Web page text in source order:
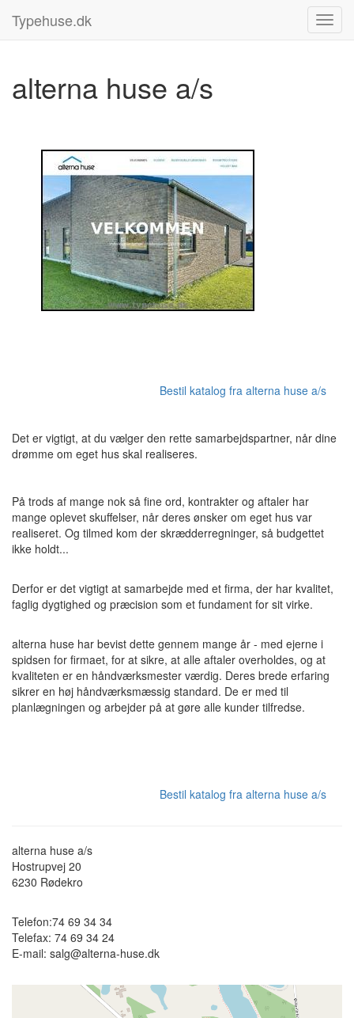
Typehuse.dk
alterna huse a/s
Bestil katalog fra alterna huse a/s
Det er vigtigt, at du vælger den rette samarbejdspartner, når dine
drømme om eget hus skal realiseres.
På trods af mange nok så fine ord, kontrakter og aftaler har
mange oplevet skuffelser, når deres ønsker om eget hus var
realiseret. Og tilmed kom der skrædderregninger, så budgettet
ikke holdt...
Derfor er det vigtigt at samarbejde med et firma, der har kvalitet,
faglig dygtighed og præcision som et fundament for sit virke.
alterna huse har bevist dette gennem mange år - med ejerne i
spidsen for firmaet, for at sikre, at alle aftaler overholdes, og at
kvaliteten er en håndværksmester værdig. Deres brede erfaring
sikrer en høj håndværksmæssig standard. De er med til
planlægningen og arbejder på at gøre alle kunder tilfredse.
Bestil katalog fra alterna huse a/s
alterna huse a/s
Hostrupvej 20
6230 Rødekro
Telefon:74 69 34 34
Telefax: 74 69 34 24
E-mail: salg@alterna-huse.dk